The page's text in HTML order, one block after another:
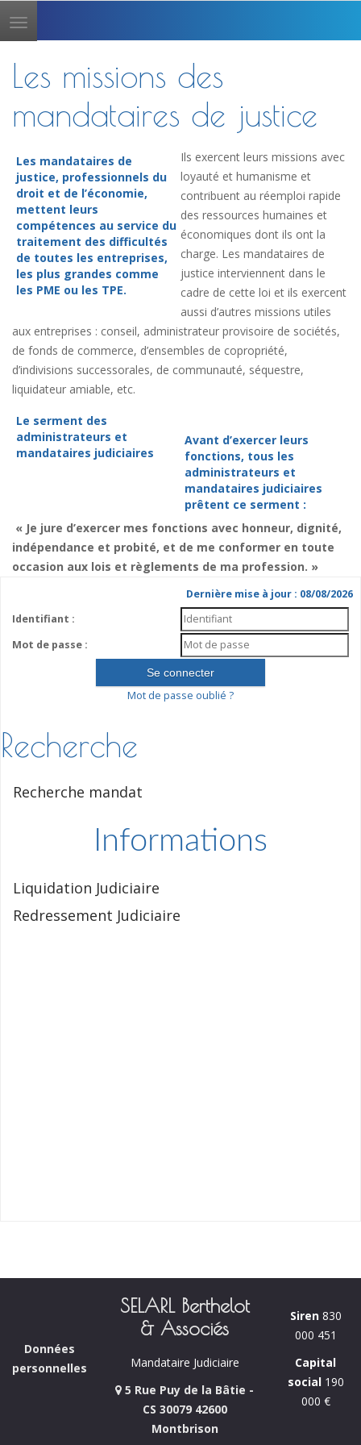
Toggle
navigation
Les missions des
mandataires de justice
Les mandataires de
justice, professionnels du
droit et de l’économie,
mettent leurs
compétences au service du
traitement des difficultés
de toutes les entreprises,
les plus grandes comme
les PME ou les TPE.
Ils exercent leurs missions avec
loyauté et humanisme et
contribuent au réemploi rapide
des ressources humaines et
économiques dont ils ont la
charge. Les mandataires de
justice interviennent dans le
cadre de cette loi et ils exercent
aussi d’autres missions utiles
aux entreprises : conseil, administrateur provisoire de sociétés,
de fonds de commerce, d’ensembles de copropriété,
d’indivisions successorales, de communauté, séquestre,
liquidateur amiable, etc.
Le serment des
administrateurs et
mandataires judiciaires
Avant d’exercer leurs
fonctions, tous les
administrateurs et
mandataires judiciaires
prêtent ce serment :
« Je jure d’exercer mes fonctions avec honneur, dignité,
indépendance et probité, et de me conformer en toute
occasion aux lois et règlements de ma profession. »
Dernière mise à jour : 08/08/2026
Identifiant :
Mot de passe :
Mot de passe oublié ?
Recherche
Recherche mandat
Informations
Liquidation Judiciaire
Redressement Judiciaire
Données
personnelles
SELARL Berthelot
& Associés
Mandataire Judiciaire
5 Rue Puy de la Bâtie -
CS 30079 42600
Montbrison
Siren830
000 451
Capital
social190
000 €